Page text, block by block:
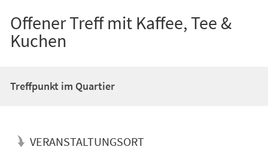
Offener Treff mit Kaffee, Tee &
Kuchen
Treffpunkt im Quartier
VERANSTALTUNGSORT